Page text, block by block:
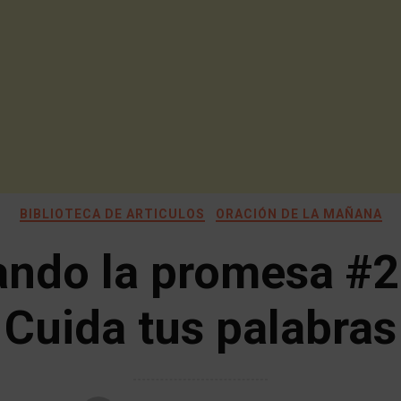
BIBLIOTECA DE ARTICULOS ORACIÓN DE LA MAÑANA
la promesa
Cuida tus palabras